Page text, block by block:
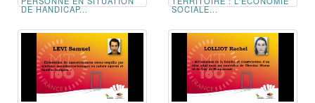
DE HANDICAP... SOCIALE...